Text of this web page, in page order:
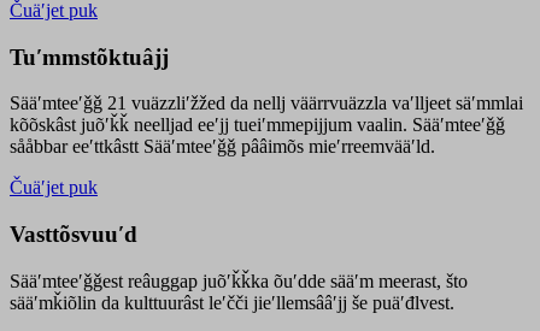
Čuäʹjet puk
Tuʹmmstõktuâjj
Sääʹmteeʹǧǧ 21 vuäzzliʹžžed da nellj väärrvuäzzla vaʹlljeet säʹmmlai
kõõskâst juõʹǩǩ neelljad eeʹjj tueiʹmmepijjum vaalin. Sääʹmteeʹǧǧ
sååbbar eeʹttkâstt Sääʹmteeʹǧǧ pââimõs mieʹrreemvääʹld.
Čuäʹjet puk
Vasttõsvuuʹd
Sääʹmteeʹǧǧest reâuggap juõʹǩǩka õuʹdde sääʹm meerast, što
sääʹmǩiõlin da kulttuurâst leʹčči jieʹllemsââʹjj še puäʹđlvest.